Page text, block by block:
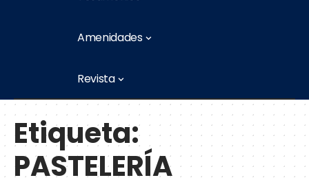
Amenidades
Revista
Etiqueta:
PASTELERÍA